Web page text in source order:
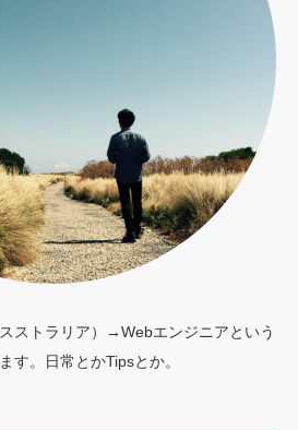
ストラリア）→Webエンジニアという
す。日常とかTipsとか。